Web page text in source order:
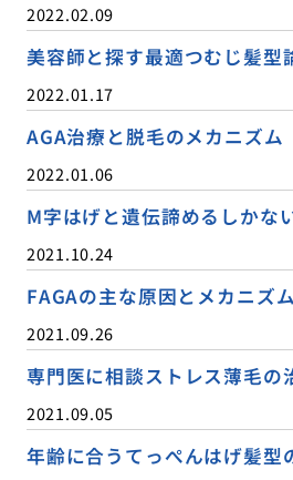
2022.02.09
美容師と探す最適つむじ髪型
2022.01.17
AGA治療と脱毛のメカニズム
2022.01.06
M字はげと遺伝諦めるしかな
2021.10.24
FAGAの主な原因とメカニズム
2021.09.26
専門医に相談ストレス薄毛の
2021.09.05
年齢に合うてっぺんはげ髪型